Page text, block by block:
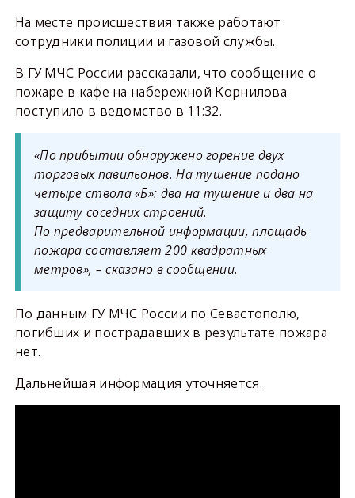
На месте происшествия также работают
сотрудники полиции и газовой службы.
В ГУ МЧС России рассказали, что сообщение о
пожаре в кафе на набережной Корнилова
поступило в ведомство в 11:32.
«По прибытии обнаружено горение двух
торговых павильонов. На тушение подано
четыре ствола «Б»: два на тушение и два на
защиту соседних строений.
По предварительной информации, площадь
пожара составляет 200 квадратных
метров», – сказано в сообщении.
По данным ГУ МЧС России по Севастополю,
погибших и пострадавших в результате пожара
нет.
Дальнейшая информация уточняется.